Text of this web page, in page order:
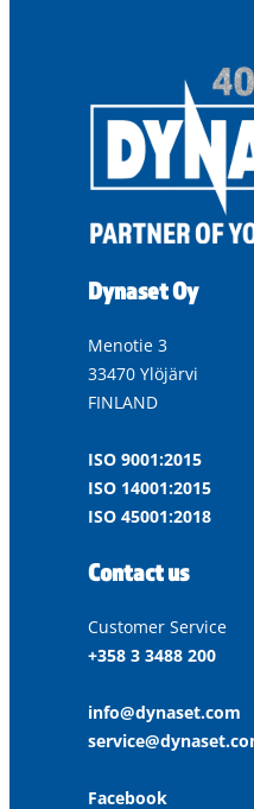
Dynaset Oy
Menotie 3
33470 Ylöjärvi
FINLAND
ISO 9001:2015
ISO 14001:2015
ISO 45001:2018
Contact us
Customer Service
+358 3 3488 200
info@dynaset.com
Facebook